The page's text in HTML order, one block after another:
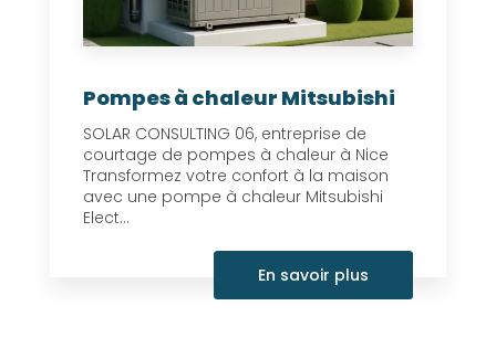
Pompes à chaleur Mitsubishi
SOLAR CONSULTING 06, entreprise de
courtage de pompes à chaleur à Nice
Transformez votre confort à la maison
avec une pompe à chaleur Mitsubishi
Elect...
En savoir plus